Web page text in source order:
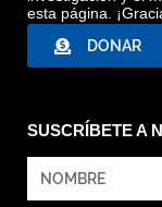
esta página.
DONAR
SUSCRÍBETE A